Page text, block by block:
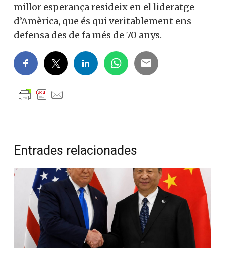
millor esperança resideix en el lideratge
d’Amèrica, que és qui veritablement ens
defensa des de fa més de 70 anys.
Entrades relacionades